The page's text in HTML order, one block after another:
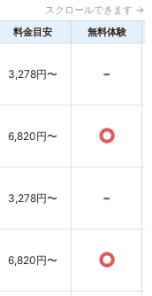
スクロールできます →
料金目安 無料体験
3,278円〜 -
6,820円〜 ○
3,278円〜 -
6,820円〜 ○